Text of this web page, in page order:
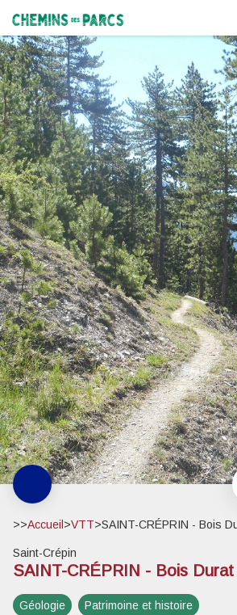
Chemins des Parcs
Chemin en balcon - ©CC
>>Accueil >VTT>SAINT-CRÉPRIN - Bois
Saint-Crépin
SAINT-CRÉPRIN - Bois
Géologie Patrimoine et histoire